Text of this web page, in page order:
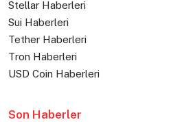
Stellar Haberleri
Sui Haberleri
Tether Haberleri
Tron Haberleri
USD Coin Haberleri
Son Haberler